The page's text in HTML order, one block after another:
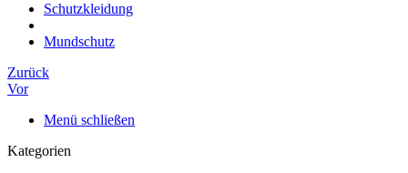
Schutzkleidung
Mundschutz
Zurück
Vor
Menü schließen
Kategorien